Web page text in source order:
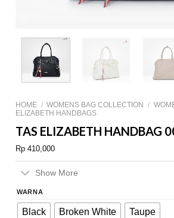
HOME / WOMENS BAG COLLECTION /
ELIZABETH HANDBAGS
TAS ELIZABETH HANDBAG
Rp 410,000
Show More
WARNA
Black Broken White Taupe